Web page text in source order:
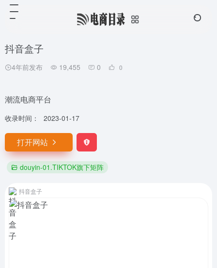
抖音盒子
4年前发布 19,455 0 0
潮流电商平台
收录时间： 2023-01-17
打开网站
douyin-01.TIKTOK旗下矩阵
抖音盒子